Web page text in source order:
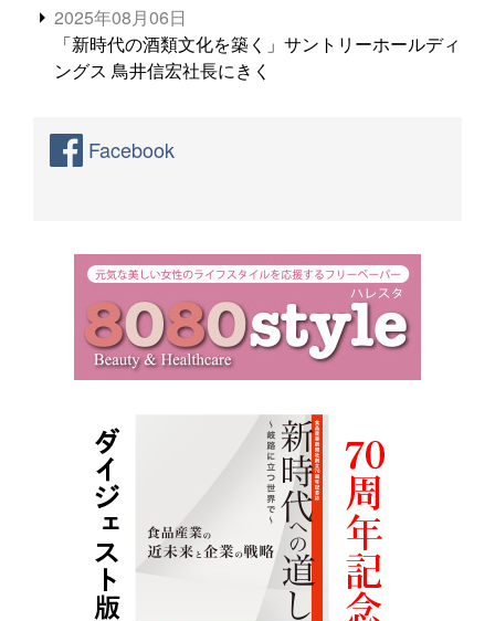
2025年08月06日
「新時代の酒類文化を築く」サントリーホールディ
ングス 鳥井信宏社長にきく
Facebook